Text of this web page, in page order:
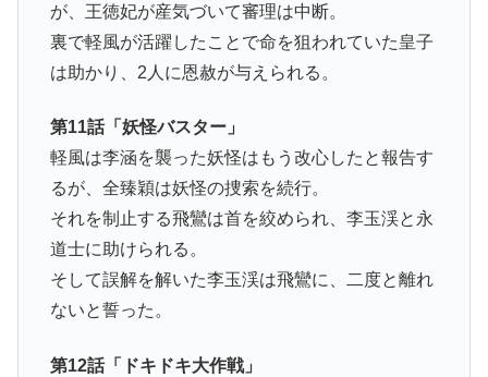
が、王徳妃が産気づいて審理は中断。
裏で軽風が活躍したことで命を狙われていた皇子
は助かり、2人に恩赦が与えられる。
第11話「妖怪バスター」
軽風は李涵を襲った妖怪はもう改心したと報告す
るが、全臻穎は妖怪の捜索を続行。
それを制止する飛鸞は首を絞められ、李玉渓と永
道士に助けられる。
そして誤解を解いた李玉渓は飛鸞に、二度と離れ
ないと誓った。
第12話「ドキドキ大作戦」